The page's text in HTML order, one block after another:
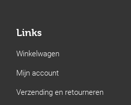
Links
Winkelwagen
Mijn account
Verzending en retourneren